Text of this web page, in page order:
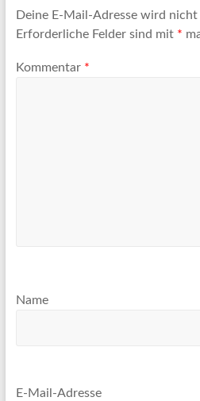
Deine E-Mail-Adresse wird
Erforderliche Felder sind mit *
Kommentar *
Name
E-Mail-Adresse